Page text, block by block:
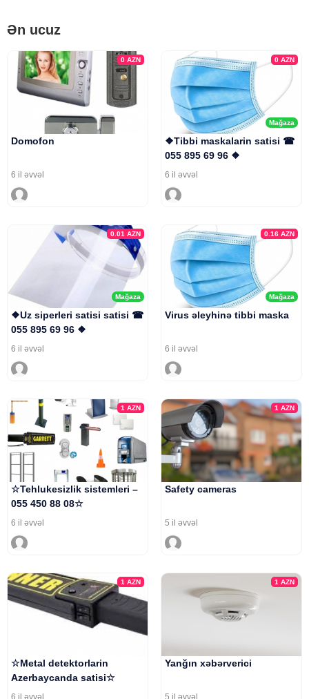
Ən ucuz
0AZN
Domofon
6 il əvvəl
Mağaza
0 AZN
❖Tibbi maskalarin satisi ☎
055 895 69 96 ❖
6 il əvvəl
Mağaza
0.01AZN
❖Uz siperleri satisi satisi ☎
055 895 69 96 ❖
6 il əvvəl
Mağaza
0.16 AZN
Virus əleyhinə tibbi maska
6 il əvvəl
1AZN
☆Tehlukesizlik sistemleri –
055 450 88 08☆
6 il əvvəl
1 AZN
Safety cameras
5 il əvvəl
1AZN
☆Metal detektorlarin
Azerbaycanda satisi☆
6 il əvvəl
1 AZN
Yanğın xəbərverici
5 il əvvəl